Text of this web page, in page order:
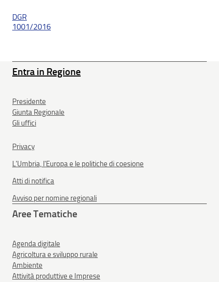
DGR
1001/2016
Entra in Regione
Presidente
Giunta Regionale
Gli uffici
Privacy
L'Umbria, l'Europa e le politiche di coesione
Atti di notifica
Avviso per nomine regionali
Aree Tematiche
Agenda digitale
Agricoltura e sviluppo rurale
Ambiente
Attività produttive e Imprese